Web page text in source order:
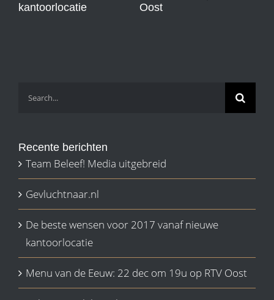
kantoorlocatie
Oost
Recente berichten
Team Beleef! Media uitgebreid
Gevluchtnaar.nl
De beste wensen voor 2017 vanaf nieuwe
kantoorlocatie
Menu van de Eeuw: 22 dec om 19u op RTV Oost